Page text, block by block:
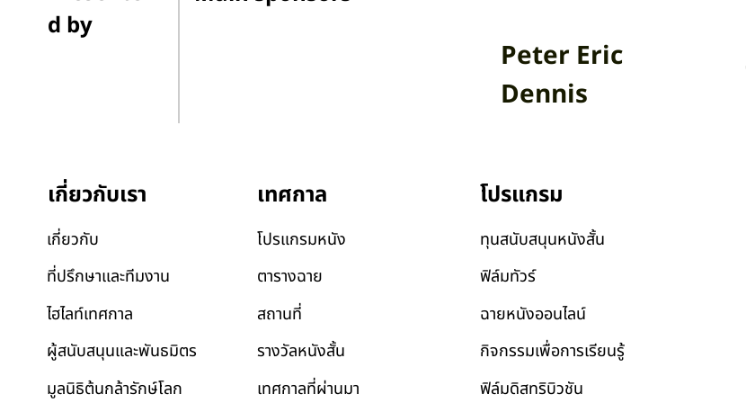
d by
Peter Eric
Dennis
เกี่ยวกับเรา
เกี่ยวกับ
ที่ปรึกษาและทีมงาน
ไฮไลท์เทศกาล
ผู้สนับสนุนและพันธมิตร
มูลนิธิต้นกล้ารักษ์โลก
เทศกาล
โปรแกรมหนัง
ตารางฉาย
สถานที่
รางวัลหนังสั้น
เทศกาลที่ผ่านมา
โปรแกรม
ทุนสนับสนุนหนังสั้น
ฟิล์มทัวร์
ฉายหนังออนไลน์
กิจกรรมเพื่อการเรียนรู้
ฟิล์มดิสทริบิวชัน